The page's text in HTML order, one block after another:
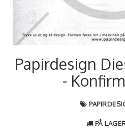
Papirdesign
-
PÅ